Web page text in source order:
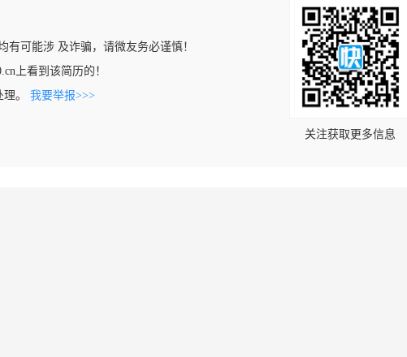
可能涉 及诈骗，请微友务必谨慎！
上看到该简历的！
。 我要举报>>>
关注获取更多信息